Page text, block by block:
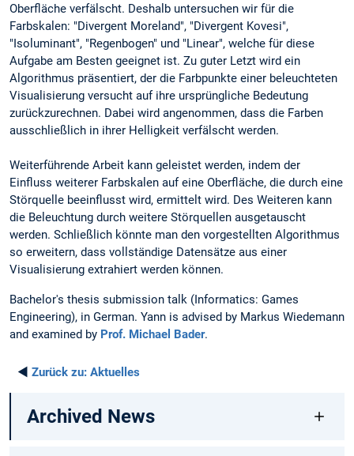
Oberfläche verfälscht. Deshalb untersuchen wir für die
Farbskalen: "Divergent Moreland", "Divergent Kovesi",
"Isoluminant", "Regenbogen" und "Linear", welche für diese
Aufgabe am Besten geeignet ist. Zu guter Letzt wird ein
Algorithmus präsentiert, der die Farbpunkte einer beleuchteten
Visualisierung versucht auf ihre ursprüngliche Bedeutung
zurückzurechnen. Dabei wird angenommen, dass die Farben
ausschließlich in ihrer Helligkeit verfälscht werden.
Weiterführende Arbeit kann geleistet werden, indem der
Einfluss weiterer Farbskalen auf eine Oberfläche, die durch eine
Störquelle beeinflusst wird, ermittelt wird. Des Weiteren kann
die Beleuchtung durch weitere Störquellen ausgetauscht
werden. Schließlich könnte man den vorgestellten Algorithmus
so erweitern, dass vollständige Datensätze aus einer
Visualisierung extrahiert werden können.
Bachelor's thesis submission talk (Informatics: Games
Engineering), in German. Yann is advised by Markus Wiedemann
and examined by Prof. Michael Bader.
◄ Zurück zu: Aktuelles
Archived News